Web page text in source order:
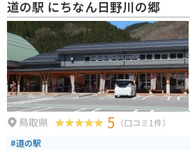
きの駐輪場が用意されているので安心です。奥
バイクの乗り入れに注意が必要です。 奥津温泉は、美作三湯の一つに数えら
れる名湯です。湯冷めしにくいのが特徴で、飲
が軒を連ねており、日帰り入浴可能な施設も多
要伝統的建造物群保存地区に選定されているエ
す。名産品としては、作州絣や木杓子などが知
道の駅 にちなん日野川の郷
鳥取県 5 （口コミ1件）
#道の駅